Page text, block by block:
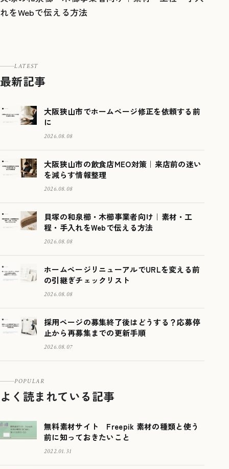
れをWebで伝える方法
LATEST
最新記事
大阪狭山市でホームページ修正を依頼する前
に
2026.08.08
大阪狭山市の飲食店MEO対策｜来店前の迷い
を減らす情報整理
2026.08.08
貝塚の和泉櫛・木櫛事業者向け｜素材・工
程・手入れをWebで伝える方法
2026.08.08
ホームページリニューアルでURLを変える前
の引継ぎチェックリスト
2026.08.08
採用ページの募集終了後はどうする？応募停
止から再募集までの更新手順
2026.08.07
POPULAR
よく読まれている記事
無料素材サイト Freepik 素材の種類と使う
前に知っておきたいこと
2022.01.31